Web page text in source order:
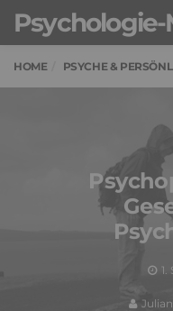
HOME PSYCHE &